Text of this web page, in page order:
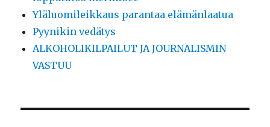
Yläluomileikkaus parantaa elämänlaatua
Pyynikin vedätys
ALKOHOLIKILPAILUT JA JOURNALISMIN
VASTUU